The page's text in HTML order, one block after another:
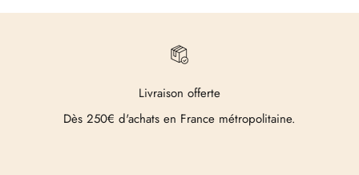
Livraison offerte
Dès 250€ d'achats en France métropolitaine.